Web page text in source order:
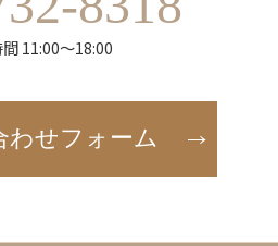
11:00～18:00
わせフォーム